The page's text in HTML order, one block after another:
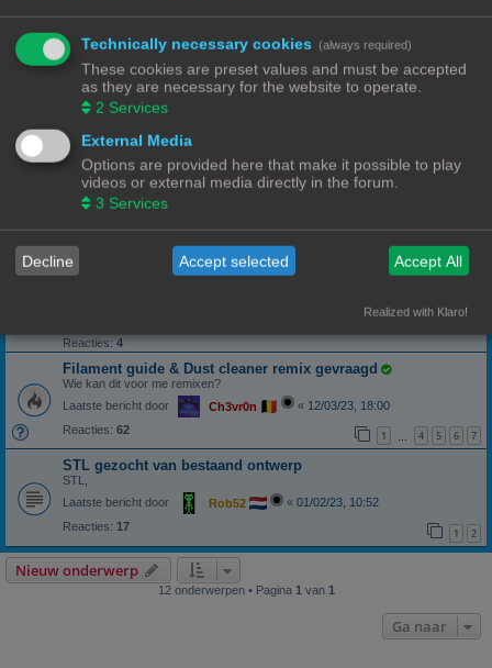
Steunvoet ontwerper gezocht
Laatste bericht door «
08/01/24, 20:56
Reacties:10
Laatste bericht door
Reacties:3
Groepenkast blindplaatje
STL groepenkast blindplaat
Laatste bericht door
Banditoz «10/09/23, 13:19
Reacties:
kan iemand dit voor mij tekenen?
04/08/23, 12:54
Reacties:4
Filament guide & Dust cleaner remix gevraagd
Wie kan dit voor me remixen?
Laatste bericht door
Ch3vr0n « 12/03/23, 18:00
Reacties: 62 1 4 5 6 7
STL gezocht van bestaand ontwerp
STL,
Laatste bericht door
Rob52 « 01/02/23, 10:52
Reacties: 17 1 2
Nieuw onderwerp
12 onderwerpen • Pagina 1 van 1
Ga naar
Technically necessary cookies (always required)
These cookies are preset values and must be accepted
as they are necessary for the website to operate.
2 Services
External Media
Options are provided here that make it possible to play
videos or external media directly in the forum.
3 Services
Decline Accept selected Accept All
Realized with Klaro!